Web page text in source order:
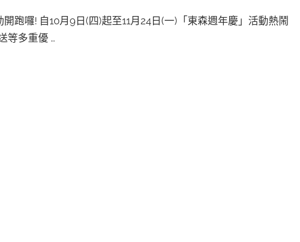
跑囉! 自10月9日(四)起至11月24日(一)「東森週年慶」活動熱鬧
等多重優 …